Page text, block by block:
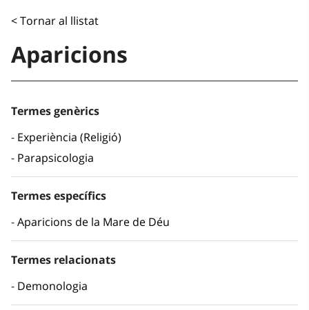
< Tornar al llistat
Aparicions
Termes genèrics
Experiència (Religió)
Parapsicologia
Termes específics
Aparicions de la Mare de Déu
Termes relacionats
Demonologia